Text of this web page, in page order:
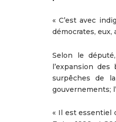
« C’est avec
démocrates,
Selon le
l’expansion
surpêches de
gouvernements;
« Il est essentiel